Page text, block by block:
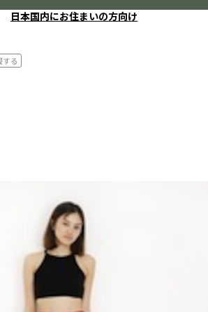
日本国内にお住まいの方向け
する